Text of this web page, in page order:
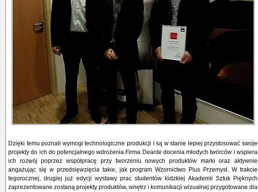
Dzięki temu poznali wymogi technologiczne produkcji i są w stanie lepiej przystosować swoje
projekty do ich do potencjalnego wdrożenia.Firma Deante docenia młodych twórców i wspiera
ich rozwój poprzez współpracę przy tworzeniu nowych produktów marki oraz aktywnie
angażując się w przedsięwzięcia takie, jak program Wzornictwo Plus Przemysł. W trakcie
tegorocznej, drugiej już edycji wystawy prac studentów łódzkiej Akademii Sztuk Pięknych
zaprezentowane zostaną projekty produktów, wnętrz i komunikacji wizualnej przygotowane dla